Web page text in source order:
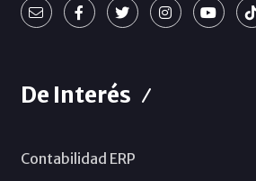
De Interés
Contabilidad ERP